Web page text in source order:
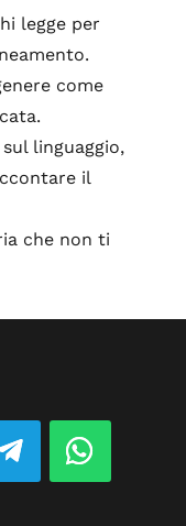
€11,40
legge per
come
linguaggio,
il
che non ti